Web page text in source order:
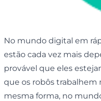
No mundo digital em
estão cada vez mais
provável que eles
que os robôs trabalhem
mesma forma, no